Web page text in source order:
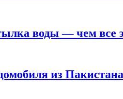
воды — чем все
из